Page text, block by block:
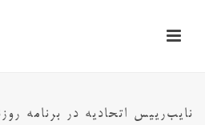
نایب‌رییس اتحادیه در برنامه